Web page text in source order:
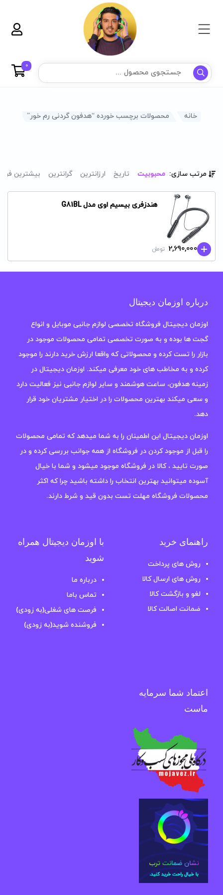
0
خانه محصولات برچسب خورده “هدفون گردنی رم خور”
مرتب سازی: محبوبیت تاریخ ارزانترین گرانترین بیشترین
هندزفری بیسیم اوی مدل G81BL
2,690,000 تومان
درباره اوزمان دیجیتال
اوزمان دیجیتال فروشگاه تخصصی لوازم جانبی موبایل و انواع
گجت ها بوده و به صورت تخصصی تمامی محصولات موجود در
بازار را تست کرده و محصولاتی که واقعا ارزش خرید دارند را موجود
کرده و به مخاطب های خود معرفی میکند. اوزمان دیجیتال در
زمینه هدفون، ساعت هوشمند و سایر لوازم جانبی نیز فعالیت دارد
و سعی میکند بهترین محصولات را در اختیار مشتریان خود قرار
دهد.
اوزمان دیجیتال این اطمینان را به شما میدهد که تمامی محصولات
را قبل از موجود کردن در فروشگاه از همه جوانب بررسی کرده و در
صورت تایید ، کالا در فروشگاه موجود میشود و شما با خیال
آسوده میتوانید بهترین انتخاب را داشته باشید چرا که اکثر
محصولات فروشگاه مهلت تست بدون قید و شرط دارند.
راهنمای خرید
روش های پرداخت
روش های ارسال کالا
لغو و بازگشت کالا
ضمانت اصالت کالا
با اوزمان دیجیتال همراه
شوید
درباره ما
تماس باما
فرصت های شغلی(به زودی)
فروشنده شوید(به زودی)
اعتماد شما سرمایه
ماست